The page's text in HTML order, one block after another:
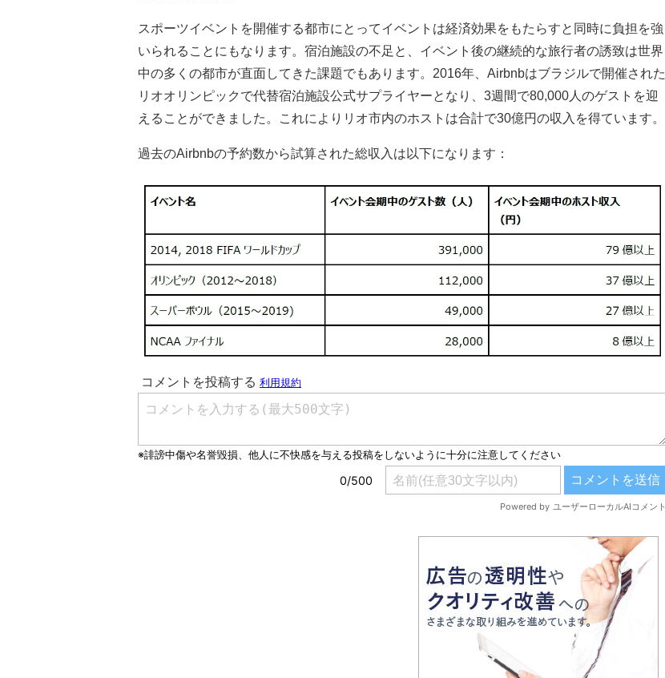
スポーツイベントを開催する都市にとってイベントは経済効果をもたらすと同時に負担を強
いられることにもなります。宿泊施設の不足と、イベント後の継続的な旅行者の誘致は世界
中の多くの都市が直面してきた課題でもあります。2016年、Airbnbはブラジルで開催された
リオオリンピックで代替宿泊施設公式サプライヤーとなり、3週間で80,000人のゲストを迎
えることができました。これによりリオ市内のホストは合計で30億円の収入を得ています。
過去のAirbnbの予約数から試算された総収入は以下になります：